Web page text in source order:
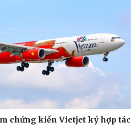
chứng kiến Vietjet ký hợp tác